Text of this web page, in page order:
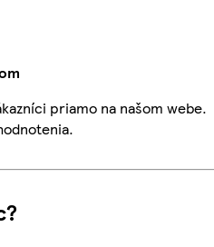
priamo na našom webe.